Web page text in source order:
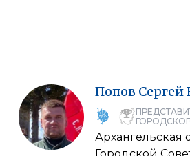
Попов Сергей
Архангельская